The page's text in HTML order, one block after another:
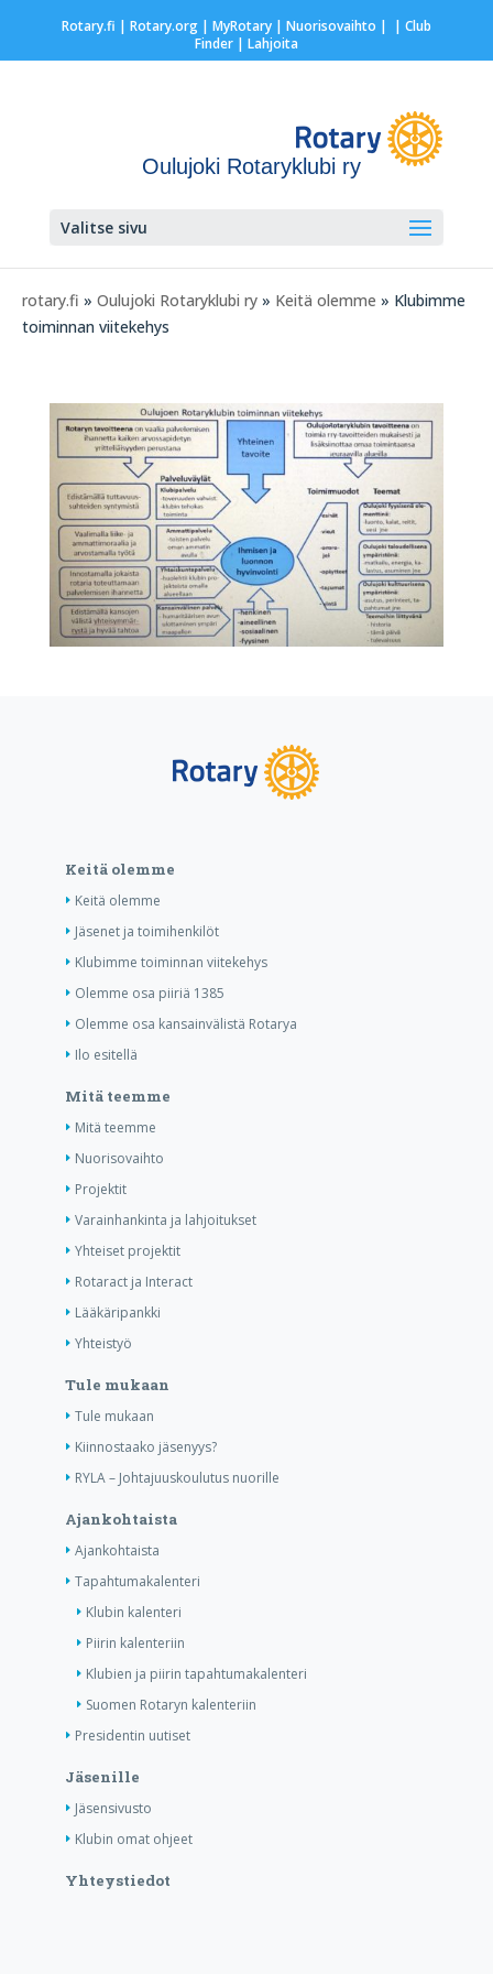
Rotary.fi | Rotary.org| MyRotary | Nuorisovaihto | | Club
Finder| Lahjoita
Oulujoki Rotaryklubi ry
Valitse sivu
rotary.fi » Oulujoki Rotaryklubi ry » Keitä olemme » Klubimme
toiminnan viitekehys
Keitä olemme
Keitä olemme
Jäsenet ja toimihenkilöt
Klubimme toiminnan viitekehys
Olemme osa piiriä 1385
Olemme osa kansainvälistä Rotarya
Ilo esitellä
Mitä teemme
Mitä teemme
Nuorisovaihto
Projektit
Varainhankinta ja lahjoitukset
Yhteiset projektit
Rotaract ja Interact
Lääkäripankki
Yhteistyö
Tule mukaan
Tule mukaan
Kiinnostaako jäsenyys?
RYLA – Johtajuuskoulutus nuorille
Ajankohtaista
Ajankohtaista
Tapahtumakalenteri
Klubin kalenteri
Piirin kalenteriin
Klubien ja piirin tapahtumakalenteri
Suomen Rotaryn kalenteriin
Presidentin uutiset
Jäsenille
Jäsensivusto
Klubin omat ohjeet
Yhteystiedot